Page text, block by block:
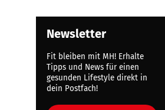
Newsletter
Fit bleiben mit MH! Erhalte
Tipps und News für einen
gesunden Lifestyle direkt in
dein Postfach!